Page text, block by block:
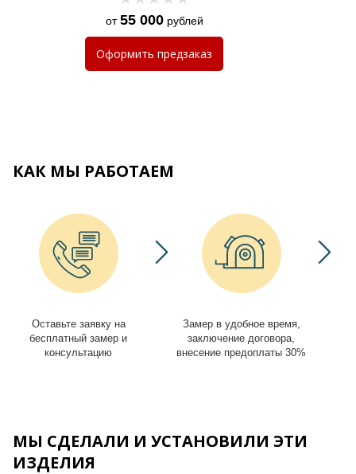
от55 000рублей
Оформить предзаказ
КАК МЫ РАБОТАЕМ
Оставьте заявку на
бесплатный замер и
консультацию
Замер в удобное время,
заключение договора,
внесение предоплаты 30%
МЫ СДЕЛАЛИ И УСТАНОВИЛИ ЭТИ
ИЗДЕЛИЯ